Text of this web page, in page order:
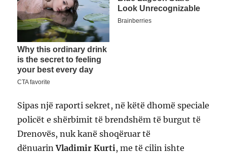
Sipas një raporti sekret, në këtë dhomë speciale
policët e shërbimit të brendshëm të burgut të
Drenovës, nuk kanë shoqëruar të
dënuarinVladimir Kurti, me të cilin ishte